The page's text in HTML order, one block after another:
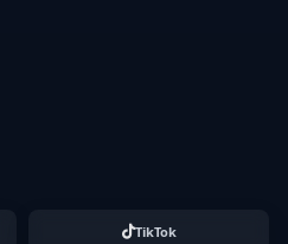
TikTok